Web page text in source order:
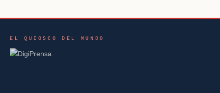
EL QUIOSCO DEL MUNDO